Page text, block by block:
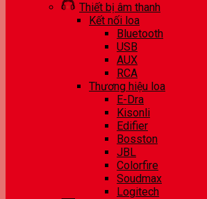
Thiết bị âm thanh
Kết nối loa
Bluetooth
USB
AUX
RCA
Thương hiệu loa
E-Dra
Kisonli
Edifier
Bosston
JBL
Colorfire
Soudmax
Logitech